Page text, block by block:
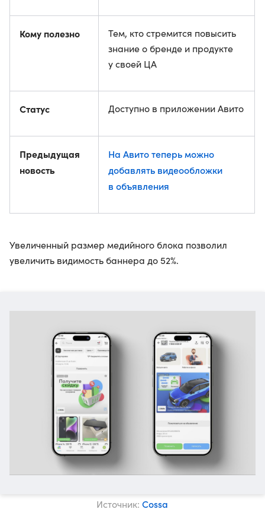
Кому полезно
Тем, кто стремится повысить
знание о бренде и продукте
у своей ЦА
Статус Доступно в приложении Авито
Предыдущая
новость
На Авито теперь можно
добавлять видеообложки
в объявления
Увеличенный размер медийного блока позволил
увеличить видимость баннера до 52%.
Источник:Cossa